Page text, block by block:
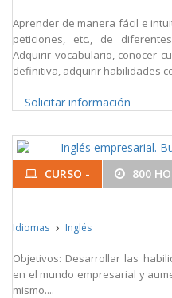
Aprender de manera fácil e
peticiones, etc., de
Adquirir vocabulario, conocer
definitiva, adquirir habilidades
Solicitar información
CURSO - 800
Idiomas Inglés
Objetivos: Desarrollar las
en el mundo empresarial y
mismo....